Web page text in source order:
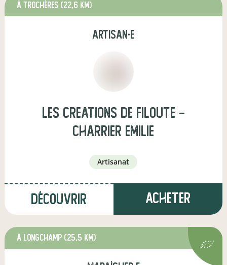
à Trochères (22,6 km)
artisan·e
Les Creations de Filoute -
Charrier Emilie
artisanat
Découvrir Acheter
à Longchamp (25,5 km)